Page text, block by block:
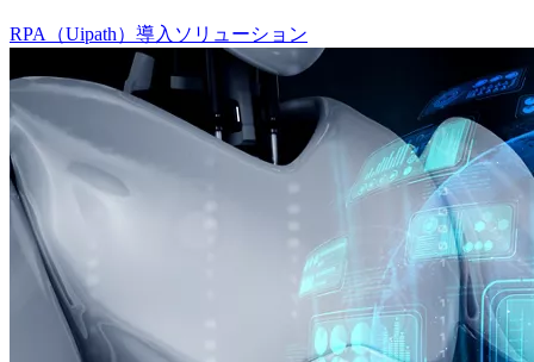
RPA（Uipath）導入ソリューション